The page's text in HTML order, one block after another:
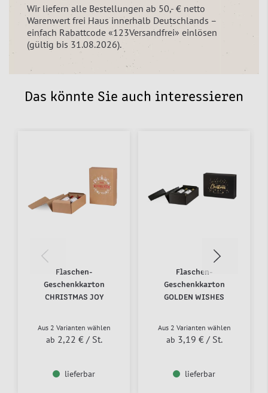
Wir liefern alle Bestellungen ab 50,- € netto
Warenwert frei Haus innerhalb Deutschlands –
einfach Rabattcode «123Versandfrei» einlösen
(gültig bis 31.08.2026).
Das könnte Sie auch interessieren
Flaschen-
Geschenkkarton
CHRISTMAS JOY
Aus 2 Varianten wählen
ab 2,22 € / St.
lieferbar
Flaschen-
Geschenkkarton
GOLDEN WISHES
Aus 2 Varianten wählen
ab 3,19 € / St.
lieferbar